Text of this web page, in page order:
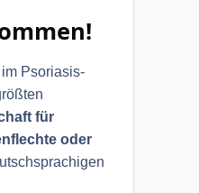
Psoriasis-
für
oder